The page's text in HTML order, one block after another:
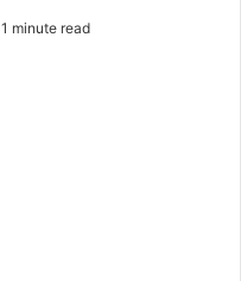
1 minute read